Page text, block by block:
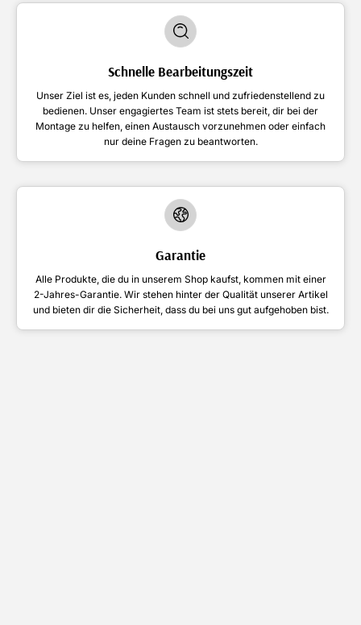
Schnelle Bearbeitungszeit
Unser Ziel ist es, jeden Kunden schnell und zufriedenstellend zu
bedienen. Unser engagiertes Team ist stets bereit, dir bei der
Montage zu helfen, einen Austausch vorzunehmen oder einfach
nur deine Fragen zu beantworten.
Garantie
Alle Produkte, die du in unserem Shop kaufst, kommen mit einer
2-Jahres-Garantie. Wir stehen hinter der Qualität unserer Artikel
und bieten dir die Sicherheit, dass du bei uns gut aufgehoben bist.